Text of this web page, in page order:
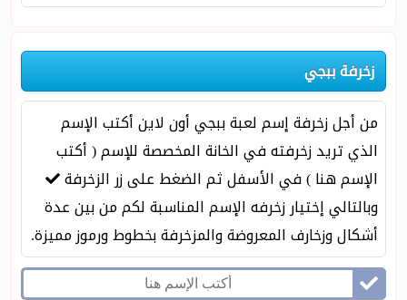
زخرفة ببجي
من أجل زخرفة إسم لعبة ببجي أون لاين أكتب الإسم
الذي تريد زخرفته في الخانة المخصصة للإسم ( أكتب
الإسم هنا ) في الأسفل ثم الضغط على زر الزخرفة
وبالتالي إختيار زخرفه الإسم المناسبة لكم من بين عدة
أشكال وزخارف المعروضة والمزخرفة بخطوط ورموز مميزة.